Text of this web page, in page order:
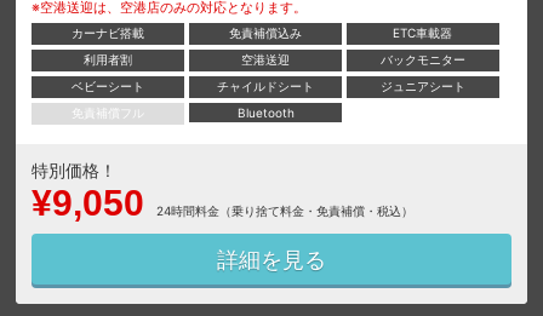
※空港送迎は、空港店のみの対応となります。
カーナビ搭載 免責補償込み
ETC車載器
利用者割
空港送迎
バックモニター
ベビーシート
チャイルドシート
ジュニアシート
免責補償フル
Bluetooth
特別価格！
¥9,050 24時間料金（乗り捨て料金・免責補償・税込）
詳細を見る